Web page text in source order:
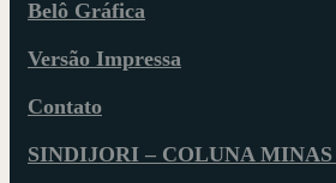
Belô Gráfica
Versão Impressa
Contato
SINDIJORI – COLUNA